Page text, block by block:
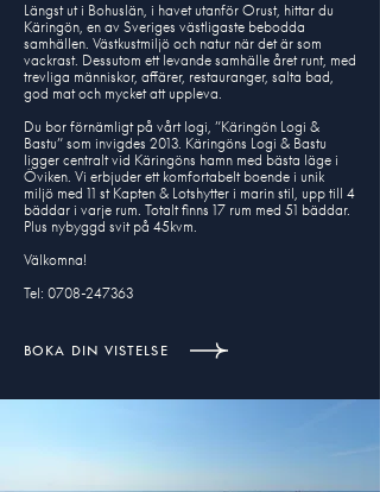
Längst ut i Bohuslän, i havet utanför Orust, hittar du
Käringön, en av Sveriges västligaste bebodda
samhällen. Västkustmiljö och natur när det är som
vackrast. Dessutom ett levande samhälle året runt, med
trevliga människor, affärer, restauranger, salta bad,
god mat och mycket att uppleva.
Du bor förnämligt på vårt logi, ”Käringön Logi &
Bastu” som invigdes 2013. Käringöns Logi & Bastu
ligger centralt vid Käringöns hamn med bästa läge i
Öviken. Vi erbjuder ett komfortabelt boende i unik
miljö med 11 st Kapten & Lotshytter i marin stil, upp till 4
bäddar i varje rum. Totalt finns 17 rum med 51 bäddar.
Plus nybyggd svit på 45kvm.
Välkomna!
Tel: 0708-247363
BOKA DIN VISTELSE